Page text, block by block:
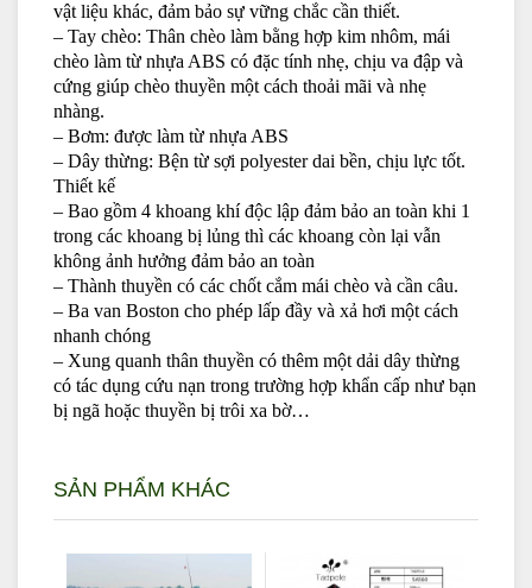
vật liệu khác, đảm bảo sự vững chắc cần thiết.
– Tay chèo: Thân chèo làm bằng hợp kim nhôm, mái
chèo làm từ nhựa ABS có đặc tính nhẹ, chịu va đập và
cứng giúp chèo thuyền một cách thoải mãi và nhẹ
nhàng.
– Bơm: được làm từ nhựa ABS
– Dây thừng: Bện từ sợi polyester dai bền, chịu lực tốt.
Thiết kế
– Bao gồm 4 khoang khí độc lập đảm bảo an toàn khi 1
trong các khoang bị lủng thì các khoang còn lại vẫn
không ảnh hưởng đảm bảo an toàn
– Thành thuyền có các chốt cắm mái chèo và cần câu.
– Ba van Boston cho phép lấp đầy và xả hơi một cách
nhanh chóng
– Xung quanh thân thuyền có thêm một dải dây thừng
có tác dụng cứu nạn trong trường hợp khẩn cấp như bạn
bị ngã hoặc thuyền bị trôi xa bờ…
SẢN PHẨM KHÁC